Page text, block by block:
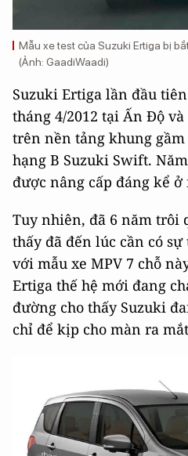
Mẫu xe test của Suzuki Ertiga bị
(Ảnh: GaadiWaadi)
Suzuki Ertiga lần đầu
tháng 4/2012 tại Ấn Độ
trên nền tảng khung
hạng B Suzuki Swift.
được nâng cấp đáng kể
Tuy nhiên, đã 6 năm trôi
thấy đã đến lúc cần có
với mẫu xe MPV 7 chỗ
Ertiga thế hệ mới đang
đường cho thấy Suzuki
chỉ để kịp cho màn ra